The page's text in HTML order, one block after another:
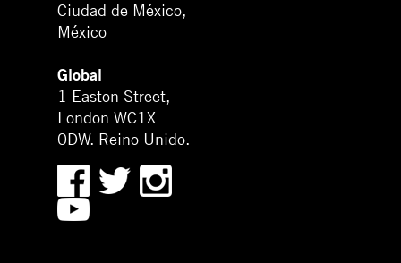
Ciudad de México,
México
Global
1 Easton Street,
London WC1X
0DW. Reino Unido.